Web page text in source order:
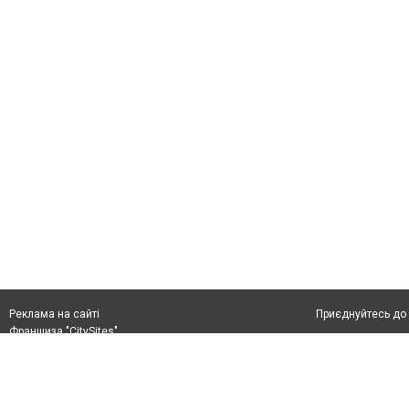
Реклама на сайті
Франшиза "CitySites"
Приєднуйтесь до